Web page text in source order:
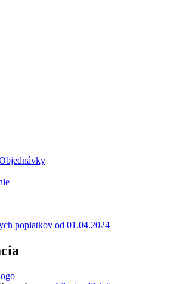
poplatkov od 01.04.2024